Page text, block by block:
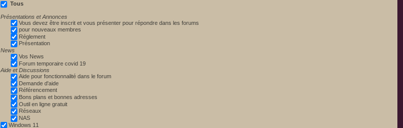
Tous
Présentations et Annonces
Vous devez être inscrit et vous présenter pour répondre dans les forums
pour nouveaux membres
Réglement
Présentation
News
Vos News
Forum temporaire covid 19
Aide et Discussions
Aide pour fonctionnalité dans le forum
Demande d'aide
Référencement
Bons plans et bonnes adresses
Outil en ligne gratuit
Réseaux
NAS
Windows 11